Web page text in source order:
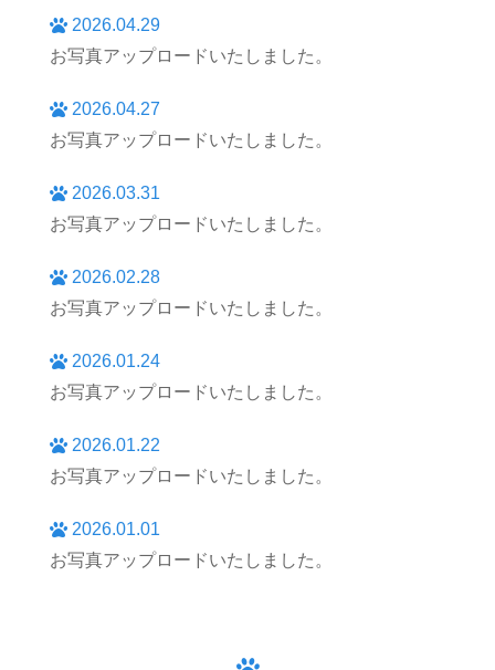
2026.04.29
お写真アップロードいたしました。
2026.04.27
お写真アップロードいたしました。
2026.03.31
お写真アップロードいたしました。
2026.02.28
お写真アップロードいたしました。
2026.01.24
お写真アップロードいたしました。
2026.01.22
お写真アップロードいたしました。
2026.01.01
お写真アップロードいたしました。